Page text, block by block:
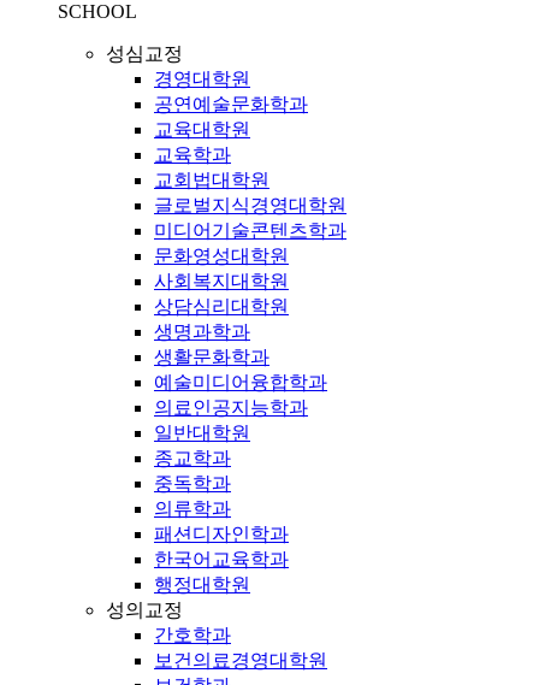
SCHOOL
성심교정
경영대학원
공연예술문화학과
교육대학원
교육학과
교회법대학원
글로벌지식경영대학원
미디어기술콘텐츠학과
문화영성대학원
사회복지대학원
상담심리대학원
생명과학과
생활문화학과
예술미디어융합학과
의료인공지능학과
일반대학원
종교학과
중독학과
의류학과
패션디자인학과
한국어교육학과
행정대학원
성의교정
간호학과
보건의료경영대학원